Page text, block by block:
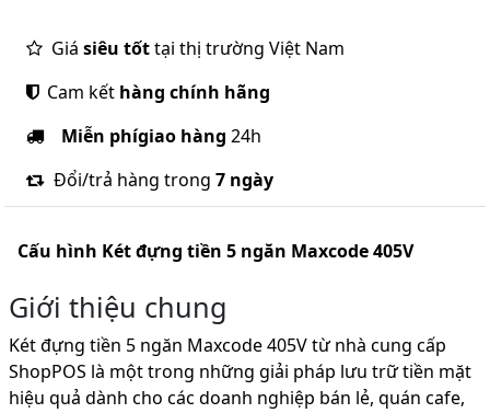
Giá siêu tốttại thị trường Việt Nam
Cam kết hàng chính hãng
Miễn phígiao hàng 24h
Đổi/trả hàng trong 7 ngày
Cấu hình Két đựng tiền 5 ngăn Maxcode 405V
Giới thiệu chung
Két đựng tiền 5 ngăn Maxcode 405V từ nhà cung cấp
ShopPOS là một trong những giải pháp lưu trữ tiền mặt
hiệu quả dành cho các doanh nghiệp bán lẻ, quán cafe,